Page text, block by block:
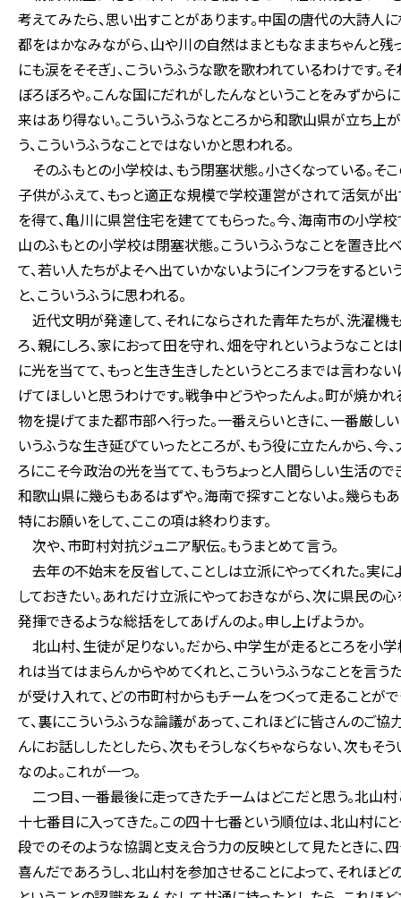
考えてみたら、思い出すことがあります。中国の唐代の大詩
都をはかなみながら、山や川の自然はまともなままちゃんと
にも涙をそそぎ」、こういうふうな歌を歌われているわけです。
ぼろぼろや。こんな国にだれがしたんなということをみずから
来はあり得ない。こういうふうなところから和歌山県が立ち上
う、こういうふうなことではないかと思われる。
そのふもとの小学校は、もう閉塞状態。小さくなっている。
子供がふえて、もっと適正な規模で学校運営がされて活気が出
を得て、亀川に県営住宅を建ててもらった。今、海南市の小
山のふもとの小学校は閉塞状態。こういうふうなことを置き
て、若い人たちがよそへ出ていかないようにインフラをすると
と、こういうふうに思われる。
近代文明が発達して、それにならされた青年たちが、洗濯機
ろ、親にしろ、家におって田を守れ、畑を守れというようなこ
に光を当てて、もっと生き生きしたというところまでは言わな
げてほしいと思うわけです。戦争中どうやったんよ。町が焼か
物を提げてまた都市部へ行った。一番えらいときに、一番厳し
いうふうな生き延びていったところが、もう役に立たんから、今
ろにこそ今政治の光を当てて、もうちょっと人間らしい生活の
和歌山県に幾らもあるはずや。海南で探すことないよ。幾らも
特にお願いをして、ここの項は終わります。
次や、市町村対抗ジュニア駅伝。もうまとめて言う。
去年の不始末を反省して、ことしは立派にやってくれた。実
しておきたい。あれだけ立派にやっておきながら、次に県民の
発揮できるような総括をしてあげんのよ。申し上げようか。
北山村、生徒が足りない。だから、中学生が走るところを小
れは当てはまらんからやめてくれと、こういうふうなことを言
が受け入れて、どの市町村からもチームをつくって走ることが
て、裏にこういうふうな論議があって、これほどに皆さんのご
んにお話ししたとしたら、次もそうしなくちゃならない、次も
なのよ。これが一つ。
二つ目、一番最後に走ってきたチームはどこだと思う。北山
十七番目に入ってきた。この四十七番という順位は、北山村に
段でのそのような協調と支え合う力の反映として見たときに、
喜んだであろうし、北山村を参加させることによって、それほ